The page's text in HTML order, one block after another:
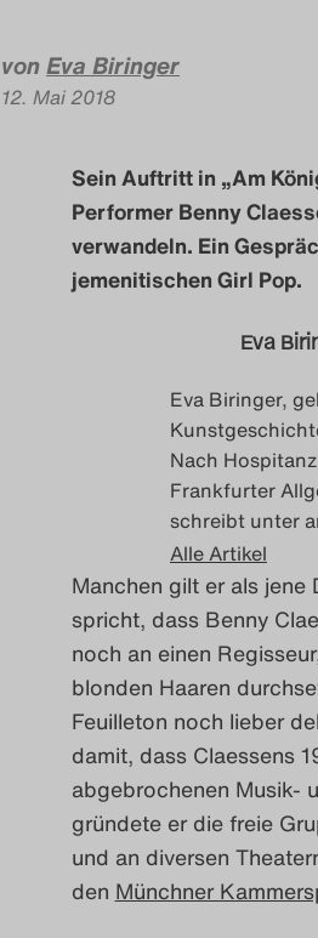
vonEva Biringer
12. Mai 2018
Sein Auftritt in „Am
Performer Benny
verwandeln. Ein
jemenitischen Girl Pop.
Eva
Eva Biringer,
Nach
Frankfurter
schreibt unter
Alle Artikel
Manchen gilt er als
spricht, dass Benny
noch an einen
blonden Haaren
Feuilleton noch lieber
damit, dass Claessens
abgebrochenen Musik-
gründete er die freie
und an diversen
den Münchner